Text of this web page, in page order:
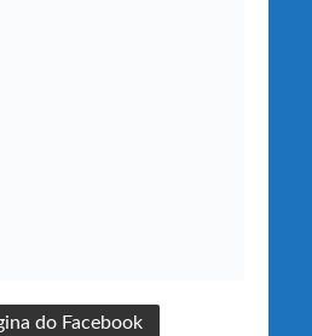
do Facebook